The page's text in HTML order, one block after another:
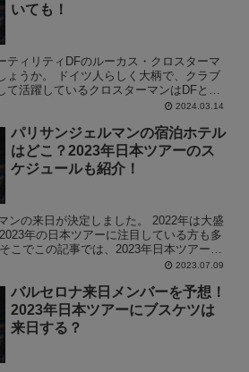
いても！
ティリティDFのルーカス・クロスターマ
ょうか。 ドイツ人らしく大柄で、クラブ
て活躍しているクロスターマンはDFとし
普段、ブンデスリーガを見ない...2024.03.14
パリサンジェルマンの宿泊ホテル
はどこ？2023年日本ツアーのス
ケジュールも紹介！
ンの来日が決定しました。 2022年は大盛
年の日本ツアーに注目している方も多
こでこの記事では、2023年日本ツアーに
2023.07.09
バルセロナ来日メンバーを予想！
2023年日本ツアーにブスケツは
来日する？